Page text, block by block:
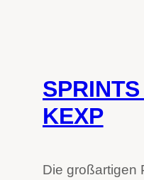
KEXP
Die großartigen